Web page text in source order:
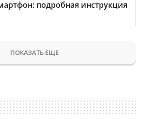
подробная инструкция
ПОКАЗАТЬ ЕЩЕ